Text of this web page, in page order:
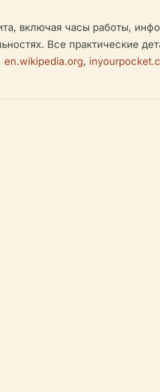
включая часы работы,
Все практические
en.wikipedia.org,